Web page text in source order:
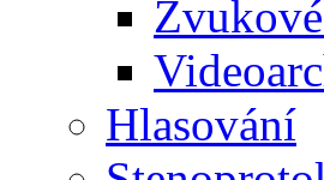
Hlasování